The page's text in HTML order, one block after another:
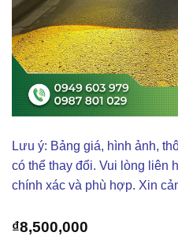
Lưu ý: Bảng giá, hình ảnh,
có thể thay đổi. Vui lòng liên
chính xác và phù hợp. Xin
₫8,500,000